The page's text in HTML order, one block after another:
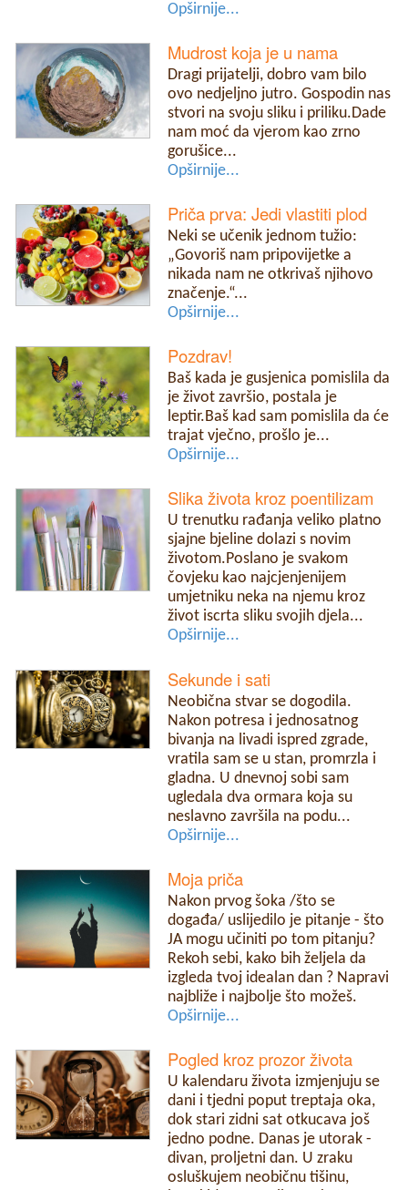
Opširnije...
Mudrost koja je u nama
Dragi prijatelji, dobro vam bilo
ovo nedjeljno jutro. Gospodin nas
stvori na svoju sliku i priliku.Dade
nam moć da vjerom kao zrno
gorušice...
Opširnije...
Priča prva: Jedi vlastiti plod
Neki se učenik jednom tužio:
„Govoriš nam pripovijetke a
nikada nam ne otkrivaš njihovo
značenje.“...
Opširnije...
Pozdrav!
Baš kada je gusjenica pomislila da
je život završio, postala je
leptir.Baš kad sam pomislila da će
trajat vječno, prošlo je...
Opširnije...
Slika života kroz poentilizam
U trenutku rađanja veliko platno
sjajne bjeline dolazi s novim
životom.Poslano je svakom
čovjeku kao najcjenjenijem
umjetniku neka na njemu kroz
život iscrta sliku svojih djela...
Opširnije...
Sekunde i sati
Neobična stvar se dogodila.
Nakon potresa i jednosatnog
bivanja na livadi ispred zgrade,
vratila sam se u stan, promrzla i
gladna. U dnevnoj sobi sam
ugledala dva ormara koja su
neslavno završila na podu...
Opširnije...
Moja priča
Nakon prvog šoka /što se
događa/ uslijedilo je pitanje - što
JA mogu učiniti po tom pitanju?
Rekoh sebi, kako bih željela da
izgleda tvoj idealan dan ? Napravi
najbliže i najbolje što možeš.
Opširnije...
Pogled kroz prozor života
U kalendaru života izmjenjuju se
dani i tjedni poput treptaja oka,
dok stari zidni sat otkucava još
jedno podne. Danas je utorak -
divan, proljetni dan. U zraku
osluškujem neobičnu tišinu,